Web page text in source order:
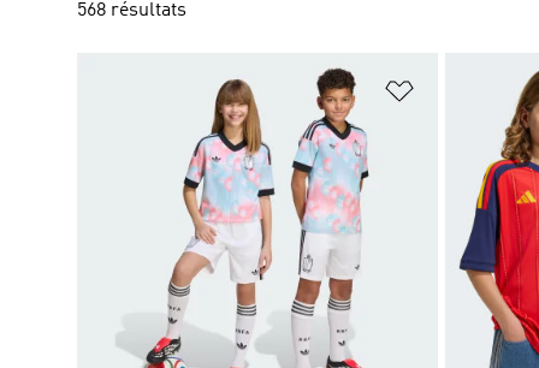
568 résultats
Ajouter à la